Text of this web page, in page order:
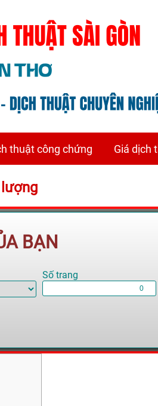
thuật công chứng Giá dịch
BẠN
Số trang